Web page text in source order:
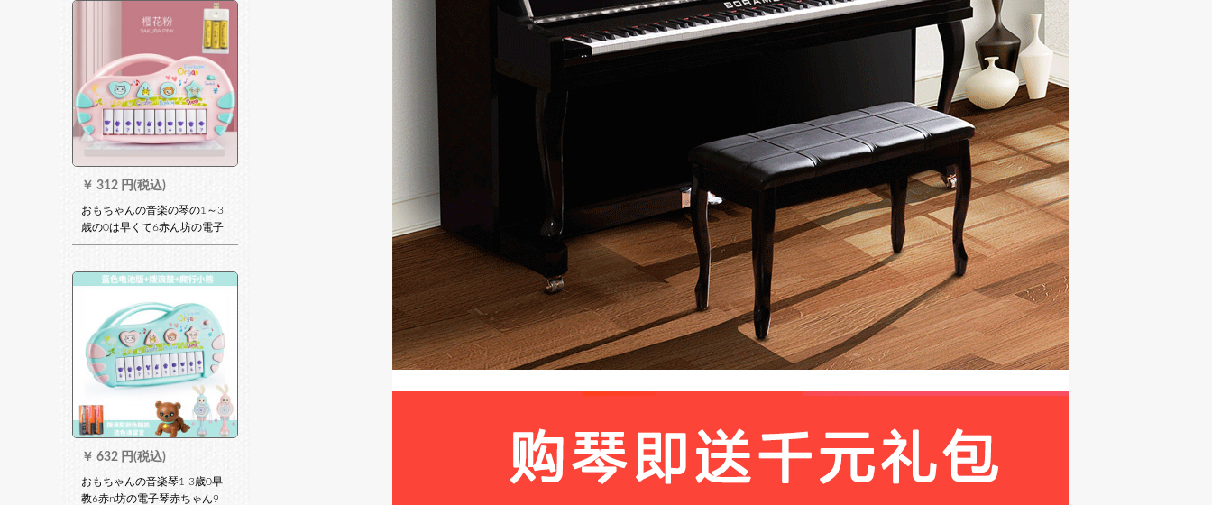
者-805押し蓋-重さ調節力-木
￥ 312 円(税込)
おもちゃんの音楽の琴の1～3
歳の0は早くて6赤ん坊の電子
の琴の赤ちゃんを教えます。9
教えます。
￥ 632 円(税込)
おもちゃんの音楽琴1-3歳0早
教6赤n坊の電子琴赤ちゃん9